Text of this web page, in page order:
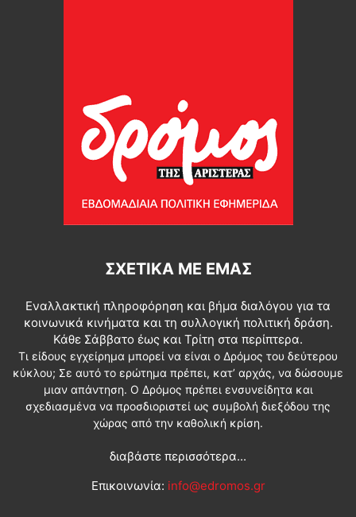
ΣΧΕΤΙΚΆ ΜΕ ΕΜΆΣ
Εναλλακτική πληροφόρηση και βήμα διαλόγου για τα
κοινωνικά κινήματα και τη συλλογική πολιτική δράση.
Κάθε Σάββατο έως και Τρίτη στα περίπτερα.
Τι είδους εγχείρημα μπορεί να είναι ο Δρόμος του δεύτερου
κύκλου; Σε αυτό το ερώτημα πρέπει, κατ’ αρχάς, να δώσουμε
μιαν απάντηση. Ο Δρόμος πρέπει ενσυνείδητα και
σχεδιασμένα να προσδιοριστεί ως συμβολή διεξόδου της
χώρας από την καθολική κρίση.
διαβάστε περισσότερα...
Επικοινωνία: info@edromos.gr